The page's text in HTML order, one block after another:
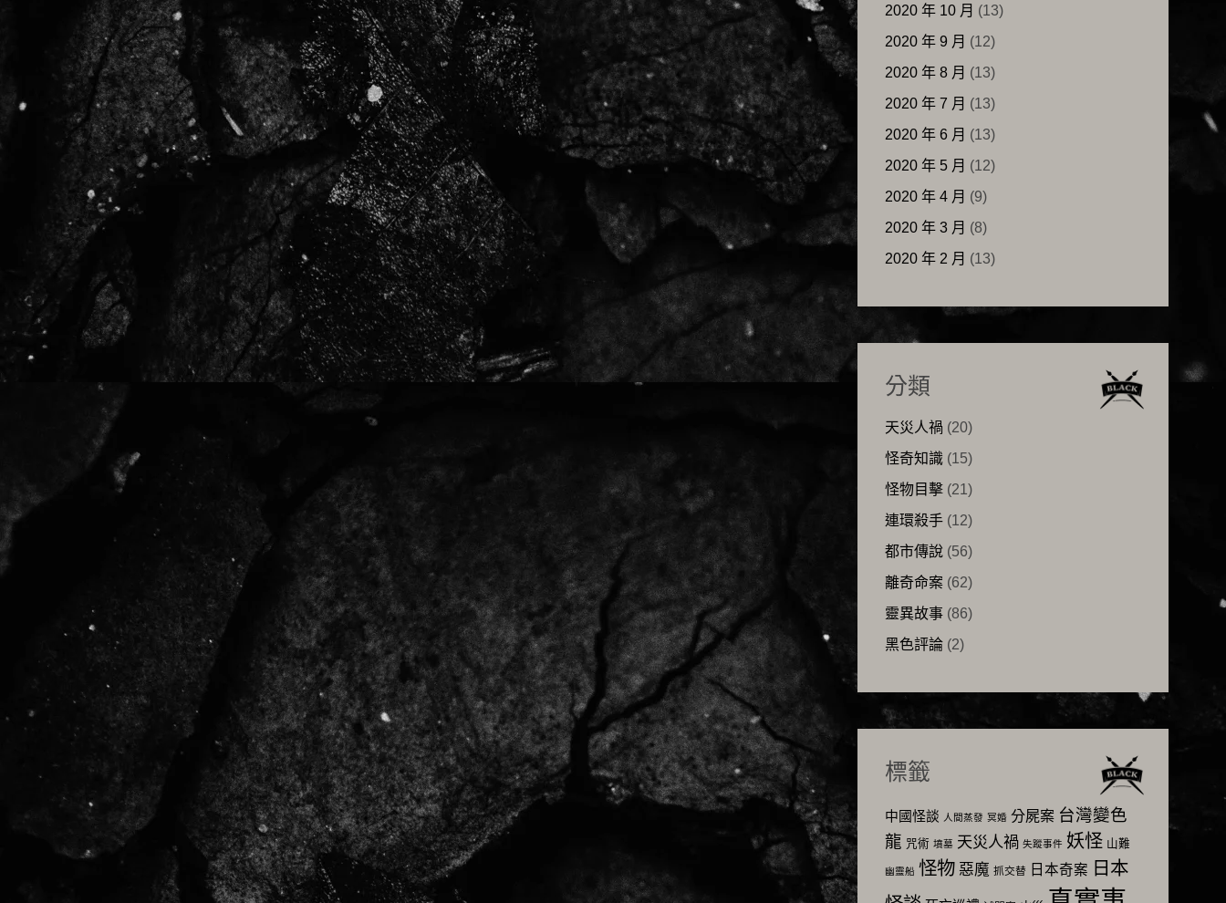
2020 年 10 月 (13)
2020 年 9 月 (12)
2020 年 8 月 (13)
2020 年 7 月 (13)
2020 年 6 月 (13)
2020 年 5 月 (12)
2020 年 4 月 (9)
2020 年 3 月 (8)
2020 年 2 月 (13)
分類
天災人禍 (20)
怪奇知識(15)
怪物目擊(21)
連環殺手(12)
都市傳說(56)
離奇命案(62)
靈異故事(86)
黑色評論(2)
標籤
中國怪談 人間蒸發 冥婚 分屍案 台灣變色
龍 咒術 墳墓 天災人禍 失蹤事件 妖怪 山難
幽靈船 怪物 惡魔 抓交替 日本奇案 日本